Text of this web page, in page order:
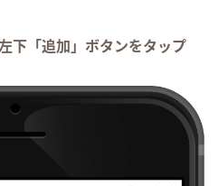
下「追加」ボタンをタップ